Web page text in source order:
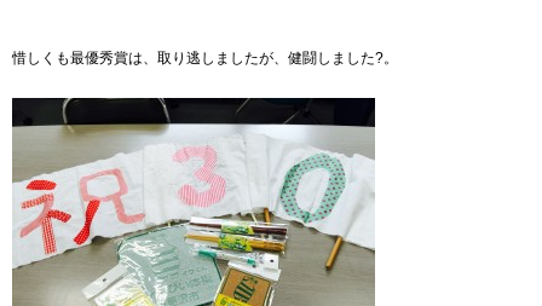
惜しくも最優秀賞は、取り逃しましたが、健闘しました?。